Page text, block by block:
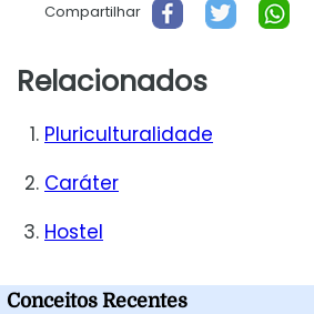
Compartilhar
Relacionados
Pluriculturalidade
Caráter
Hostel
Conceitos Recentes